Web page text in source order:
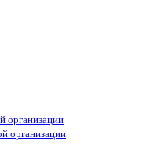
организации
организации